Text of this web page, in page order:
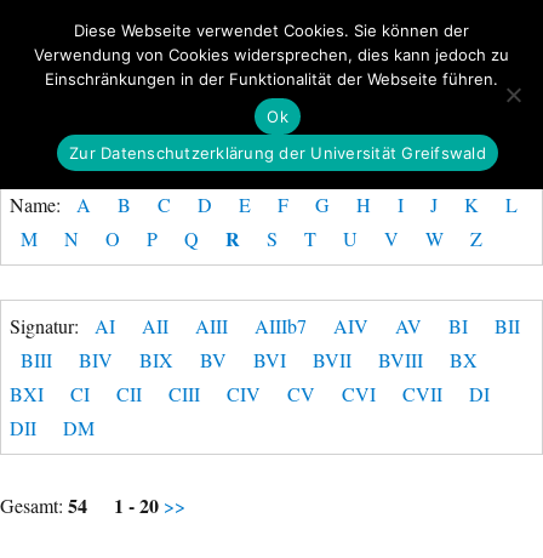
GeoGREIF MENÜ
Name: A B C D E F G H I J K
L
M
N O P Q R S T U V W Z
Signatur: AI AII AIII AIIIb7 AIV AV BI
BII
BIII
BIV BIX BV BVI BVII BVIII
BX
BXI
CI CII CIII CIV CV CVI CVII
DI
DII
DM
Gesamt: 54 1 - 20 >>
Diese Webseite verwendet Cookies. Sie können der
Verwendung von Cookies widersprechen, dies kann jedoch zu
Einschränkungen in der Funktionalität der Webseite führen.
Ok
Zur Datenschutzerklärung der Universität Greifswald